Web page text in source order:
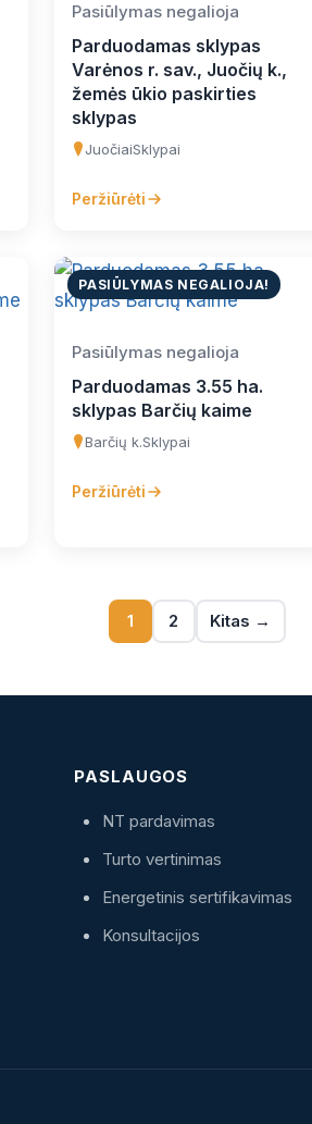
Pasiūlymas negalioja
Parduodamas sklypas
Varėnos r. sav., Juočių k.,
žemės ūkio paskirties
sklypas
JuočiaiSklypai
Peržiūrėti
PASIŪLYMAS NEGALIOJA!
Pasiūlymas negalioja
Parduodamas 3.55 ha.
sklypas Barčių kaime
Barčių k.Sklypai
Peržiūrėti
1 2 Kitas →
PASLAUGOS
NT pardavimas
Turto vertinimas
Energetinis sertifikavimas
Konsultacijos